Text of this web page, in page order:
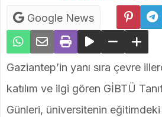
Google News
Gaziantep’in yanı sıra çevre
katılım ve ilgi gören GİBTÜ
Günleri, üniversitenin eğitimdeki